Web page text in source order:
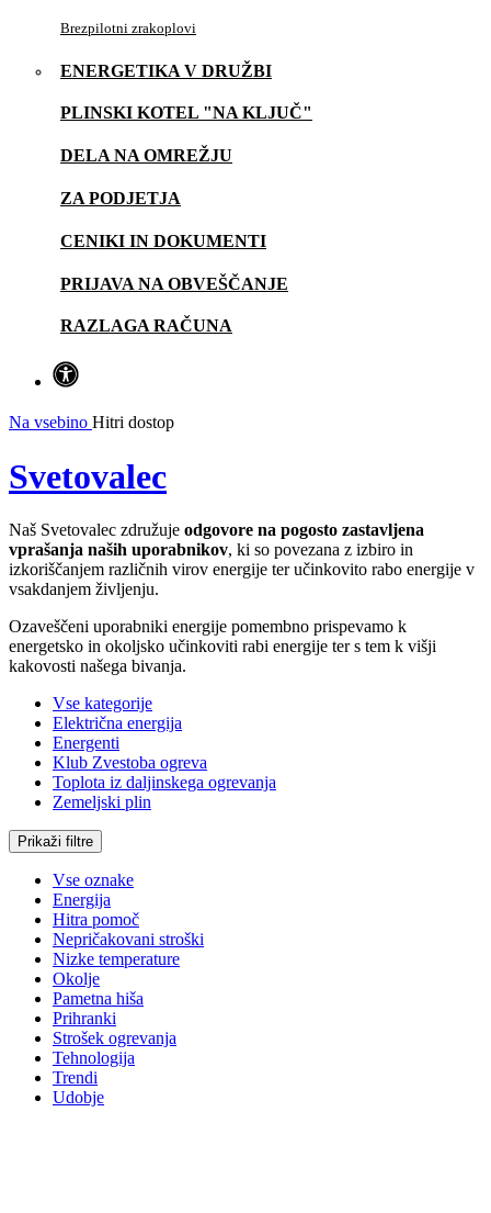
Brezpilotni zrakoplovi
ENERGETIKA V DRUŽBI
PLINSKI KOTEL "NA KLJUČ"
DELA NA OMREŽJU
ZA PODJETJA
CENIKI IN DOKUMENTI
PRIJAVA NA OBVEŠČANJE
RAZLAGA RAČUNA
Na vsebino Hitri dostop
Svetovalec
Naš Svetovalec združuje odgovore na pogosto zastavljena
vprašanja naših uporabnikov, ki so povezana z izbiro in
izkoriščanjem različnih virov energije ter učinkovito rabo energije v
vsakdanjem življenju.
Ozaveščeni uporabniki energije pomembno prispevamo k
energetsko in okoljsko učinkoviti rabi energije ter s tem k višji
kakovosti našega bivanja.
Vse kategorije
Električna energija
Energenti
Klub Zvestoba ogreva
Toplota iz daljinskega ogrevanja
Zemeljski plin
Prikaži filtre
Vse oznake
Energija
Hitra pomoč
Nepričakovani stroški
Nizke temperature
Okolje
Pametna hiša
Prihranki
Strošek ogrevanja
Tehnologija
Trendi
Udobje